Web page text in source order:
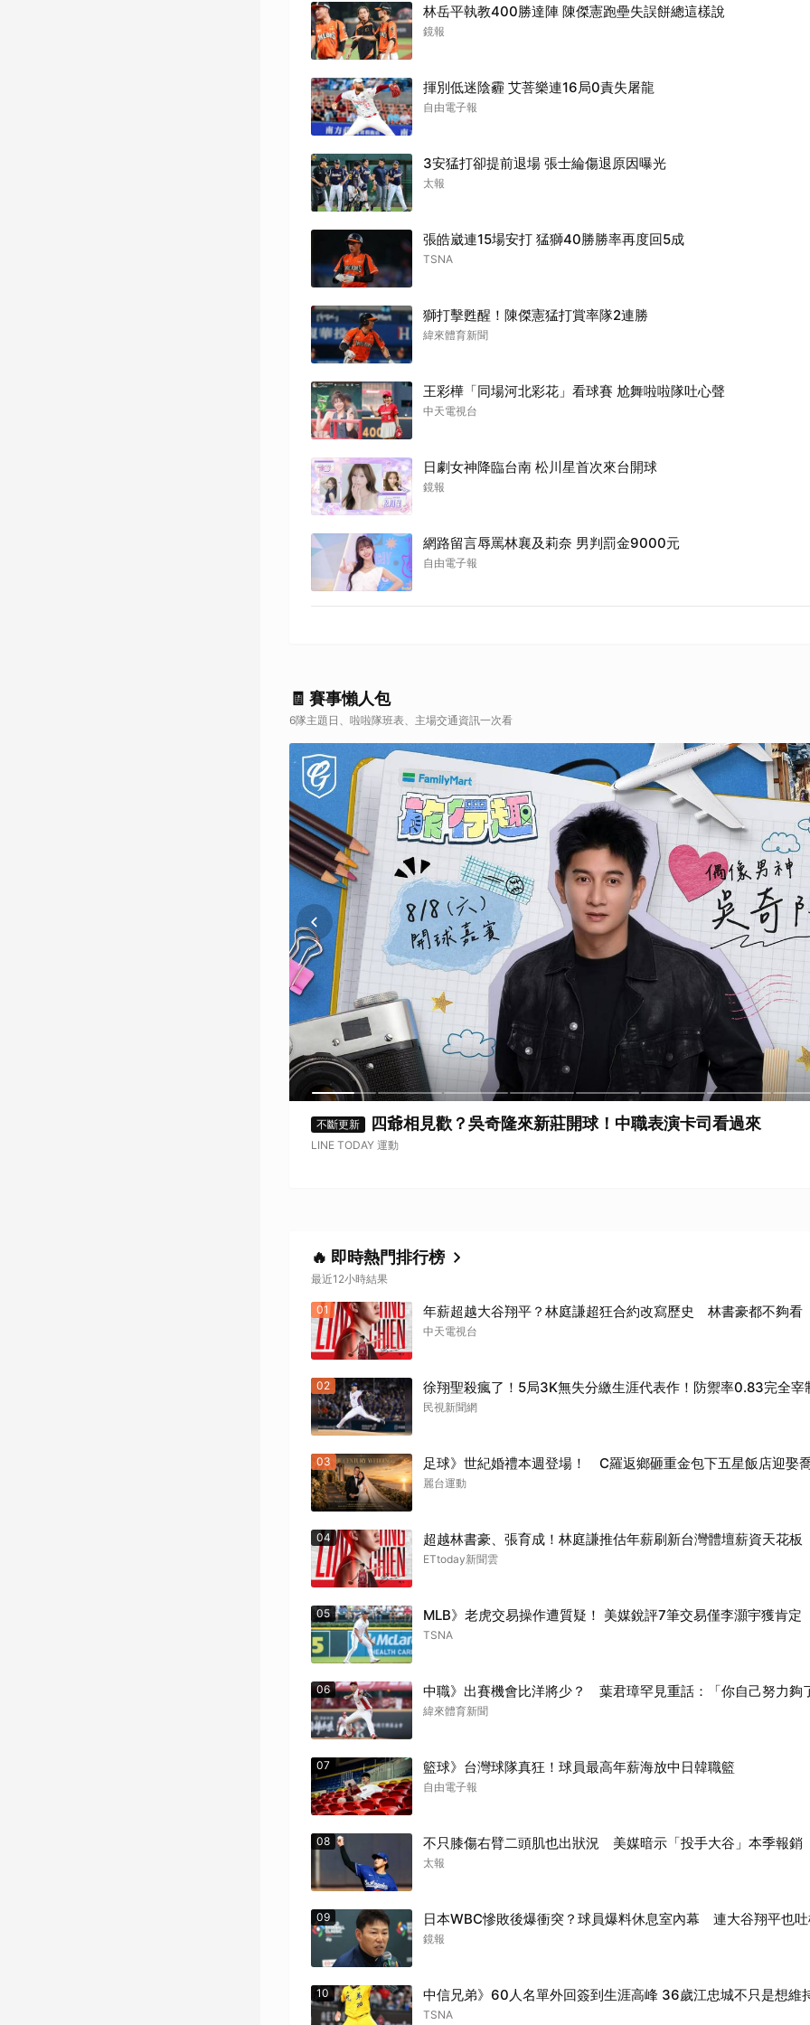
林岳平執教400勝達陣 陳傑憲跑壘失誤餅總這樣說
鏡報
揮別低迷陰霾 艾菩樂連16局0責失屠龍
自由電子報
3安猛打卻提前退場 張士綸傷退原因曝光
太報
張皓崴連15場安打 猛獅40勝勝率再度回5成
TSNA
獅打擊甦醒！陳傑憲猛打賞率隊2連勝
緯來體育新聞
王彩樺「同場河北彩花」看球賽 尬舞啦啦隊吐心聲
中天電視台
日劇女神降臨台南 松川星首次來台開球
鏡報
網路留言辱罵林襄及莉奈 男判罰金9000元
自由電子報
🧾 賽事懶人包
6隊主題日、啦啦隊班表、主場交通資訊一次看
四爺相見歡？吳奇隆來新莊開球！中職表演卡司看過來 不只球員、啦啦隊
🔥 即時熱門排行榜
最近12小時結果
01 年薪超越大谷翔平？林庭謙超狂合約改寫歷史 林書豪都不夠看
中天電視台
02 徐翔聖殺瘋了！5局3K無失分繳生涯代表作！防禦率0.83完全宰
民視新聞網
03 足球》世紀婚禮本週登場！ C羅返鄉砸重金包下五星飯店迎娶
麗台運動
04 超越林書豪、張育成！林庭謙推估年薪刷新台灣體壇薪資天花板
ETtoday新聞雲
05 MLB》老虎交易操作遭質疑！ 美媒銳評7筆交易僅李灝宇獲肯定
TSNA
06 中職》出賽機會比洋將少？ 葉君璋罕見重話：「你自己努力夠
緯來體育新聞
07 籃球》台灣球隊真狂！球員最高年薪海放中日韓職籃
自由電子報
08 不只膝傷右臂二頭肌也出狀況 美媒暗示「投手大谷」本季報銷
太報
09 日本WBC慘敗後爆衝突？球員爆料休息室內幕 連大谷翔平也
鏡報
10 中信兄弟》60人名單外回簽到生涯高峰 36歲江忠城不只是想維
TSNA
取消